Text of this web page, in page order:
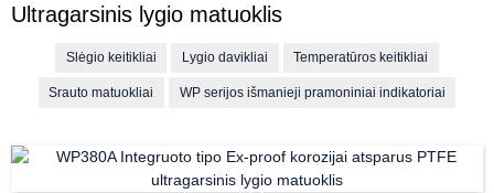
Ultragarsinis lygio matuoklis
Slėgio keitikliai Lygio davikliai Temperatūros keitikliai
Srauto matuokliai WP serijos išmanieji pramoniniai indikatoriai